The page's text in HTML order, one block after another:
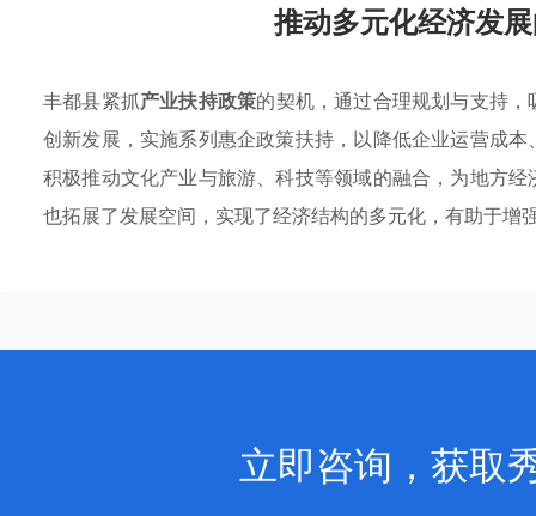
推动多元化经济发
丰都县紧抓产业扶持政策的契机，通过合理规划与支持，
创新发展，实施系列惠企政策扶持，以降低企业运营成
积极推动文化产业与旅游、科技等领域的融合，为地方
也拓展了发展空间，实现了经济结构的多元化，有助于增
立即咨询，获取